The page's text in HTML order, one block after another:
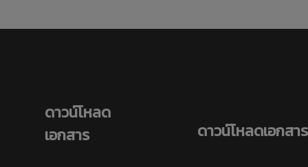
ดาวน์โหลด
เอกสาร
ดาวน์โหลดเอกสาร